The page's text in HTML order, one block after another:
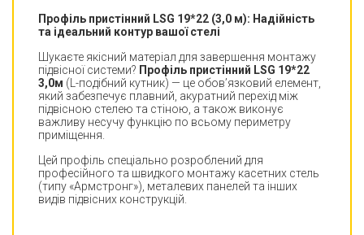
Профіль пристінний LSG 19*22 (3,0 м): Надійність
та ідеальний контур вашої стелі
Шукаєте якісний матеріал для завершення монтажу
підвісної системи? Профіль пристінний LSG 19*22
3,0м (L-подібний кутник) — це обов’язковий елемент,
який забезпечує плавний, акуратний перехід між
підвісною стелею та стіною, а також виконує
важливу несучу функцію по всьому периметру
приміщення.
Цей профіль спеціально розроблений для
професійного та швидкого монтажу касетних стель
(типу «Армстронг»), металевих панелей та інших
видів підвісних конструкцій.